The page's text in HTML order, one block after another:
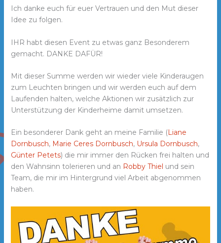
Ich danke euch für euer Vertrauen und den Mut dieser
Idee zu folgen.
IHR habt diesen Event zu etwas ganz Besonderem
gemacht. DANKE DAFÜR!
Mit dieser Summe werden wir wieder viele Kinderaugen
zum Leuchten bringen und wir werden euch auf dem
Laufenden halten, welche Aktionen wir zusätzlich zur
Unterstützung der Kinderheime damit umsetzen.
Ein besonderer Dank geht an meine Familie (Liane
Dornbusch, Marie Ceres Dornbusch, Ursula Dornbusch,
Günter Petets) die mir immer den Rücken frei halten und
den Wahnsinn tolerieren und an Robby Thiel und sein
Team, die mir im Hintergrund viel Arbeit abgenommen
haben.